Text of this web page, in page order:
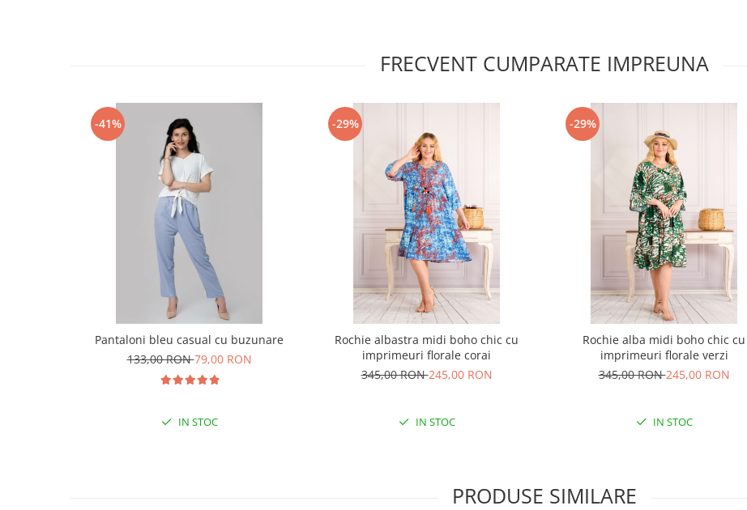
FRECVENT CUMPARATE IMPREUNA
-41%
Pantaloni bleu casual cu buzunare
133,00 RON79,00 RON
IN STOC
-29%
Rochie albastra midi boho chic cu
imprimeuri florale corai
345,00 RON245,00 RON
IN STOC
-29%
Rochie alba midi boho chic cu
imprimeuri florale verzi
345,00 RON245,00 RON
IN STOC
PRODUSE SIMILARE